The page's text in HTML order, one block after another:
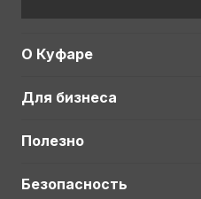
О Куфаре
Для бизнеса
Полезно
Безопасность